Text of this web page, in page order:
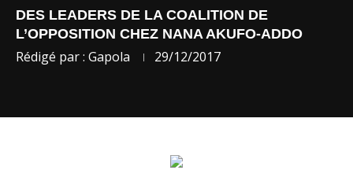
DES LEADERS DE LA COALITION DE
L’OPPOSITION CHEZ NANA AKUFO-ADDO
Rédigé par : Gapola 29/12/2017